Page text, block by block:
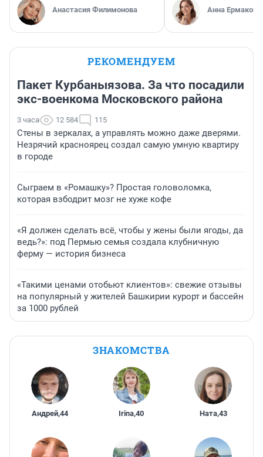
Анастасия Филимонова Анна Ермакова
РЕКОМЕНДУЕМ
Пакет Курбаныязова. За что посадили
экс-военкома Московского района
3 часа 12 584 115
Стены в зеркалах, а управлять можно даже дверями.
Незрячий красноярец создал самую умную квартиру
в городе
Сыграем в «Ромашку»? Простая головоломка,
которая взбодрит мозг не хуже кофе
«Я должен сделать всё, чтобы у жены были ягоды, да
ведь?»: под Пермью семья создала клубничную
ферму — история бизнеса
«Такими ценами отобьют клиентов»: свежие отзывы
на популярный у жителей Башкирии курорт и бассейн
за 1000 рублей
ЗНАКОМСТВА
Андрей,44 Irina,40 Ната,43